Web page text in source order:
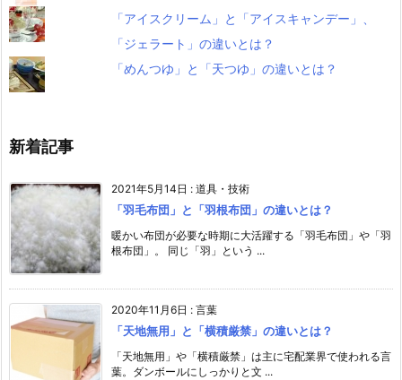
「アイスクリーム」と「アイスキャンデー」、
「ジェラート」の違いとは？
「めんつゆ」と「天つゆ」の違いとは？
新着記事
2021年5月14日 : 道具・技術
「羽毛布団」と「羽根布団」の違いとは？
暖かい布団が必要な時期に大活躍する「羽毛布団」や「羽
根布団」。 同じ「羽」という ...
2020年11月6日 : 言葉
「天地無用」と「横積厳禁」の違いとは？
「天地無用」や「横積厳禁」は主に宅配業界で使われる言
葉。ダンボールにしっかりと文 ...